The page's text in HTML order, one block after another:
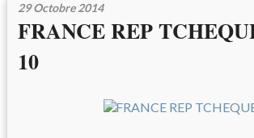
29 Octobre 2014
FRANCE REP
10